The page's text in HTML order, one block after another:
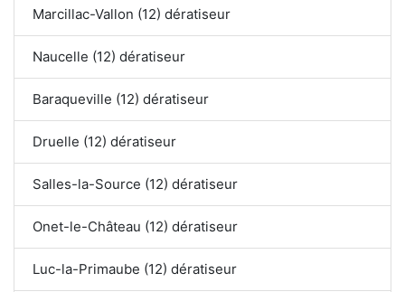
Marcillac-Vallon (12) dératiseur
Naucelle (12) dératiseur
Baraqueville (12) dératiseur
Druelle (12) dératiseur
Salles-la-Source (12) dératiseur
Onet-le-Château (12) dératiseur
Luc-la-Primaube (12) dératiseur